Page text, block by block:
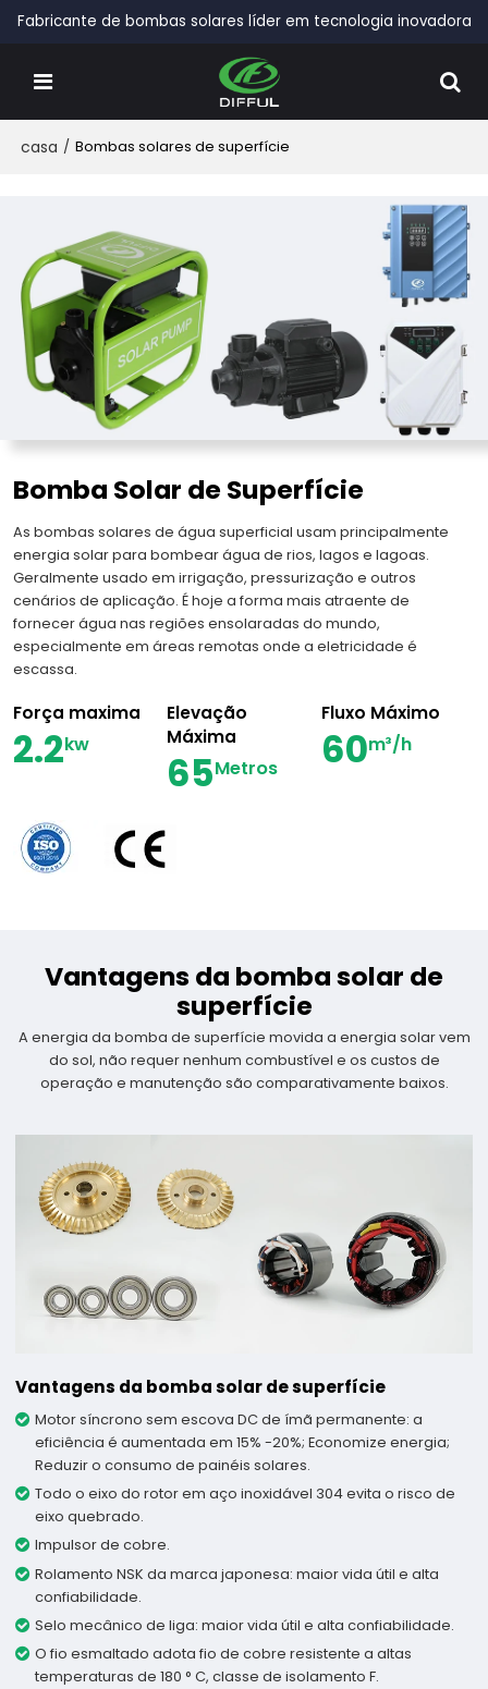
Fabricante de bombas solares líder em tecnologia inovadora
casa / Bombas solares de superfície
Bomba Solar de Superfície
As bombas solares de água superficial usam principalmente
energia solar para bombear água de rios, lagos e lagoas.
Geralmente usado em irrigação, pressurização e outros
cenários de aplicação. É hoje a forma mais atraente de
fornecer água nas regiões ensolaradas do mundo,
especialmente em áreas remotas onde a eletricidade é
escassa.
Força maxima
2.2kw
Elevação
Máxima
65Metros
Fluxo Máximo
60m³/h
Vantagens da bomba solar de
superfície
A energia da bomba de superfície movida a energia solar vem
do sol, não requer nenhum combustível e os custos de
operação e manutenção são comparativamente baixos.
Vantagens da bomba solar de superfície
Motor síncrono sem escova DC de ímã permanente: a
eficiência é aumentada em 15% -20%; Economize energia;
Reduzir o consumo de painéis solares.
Todo o eixo do rotor em aço inoxidável 304 evita o risco de
eixo quebrado.
Impulsor de cobre.
Rolamento NSK da marca japonesa: maior vida útil e alta
confiabilidade.
Selo mecânico de liga: maior vida útil e alta confiabilidade.
O fio esmaltado adota fio de cobre resistente a altas
temperaturas de 180 ° C, classe de isolamento F.